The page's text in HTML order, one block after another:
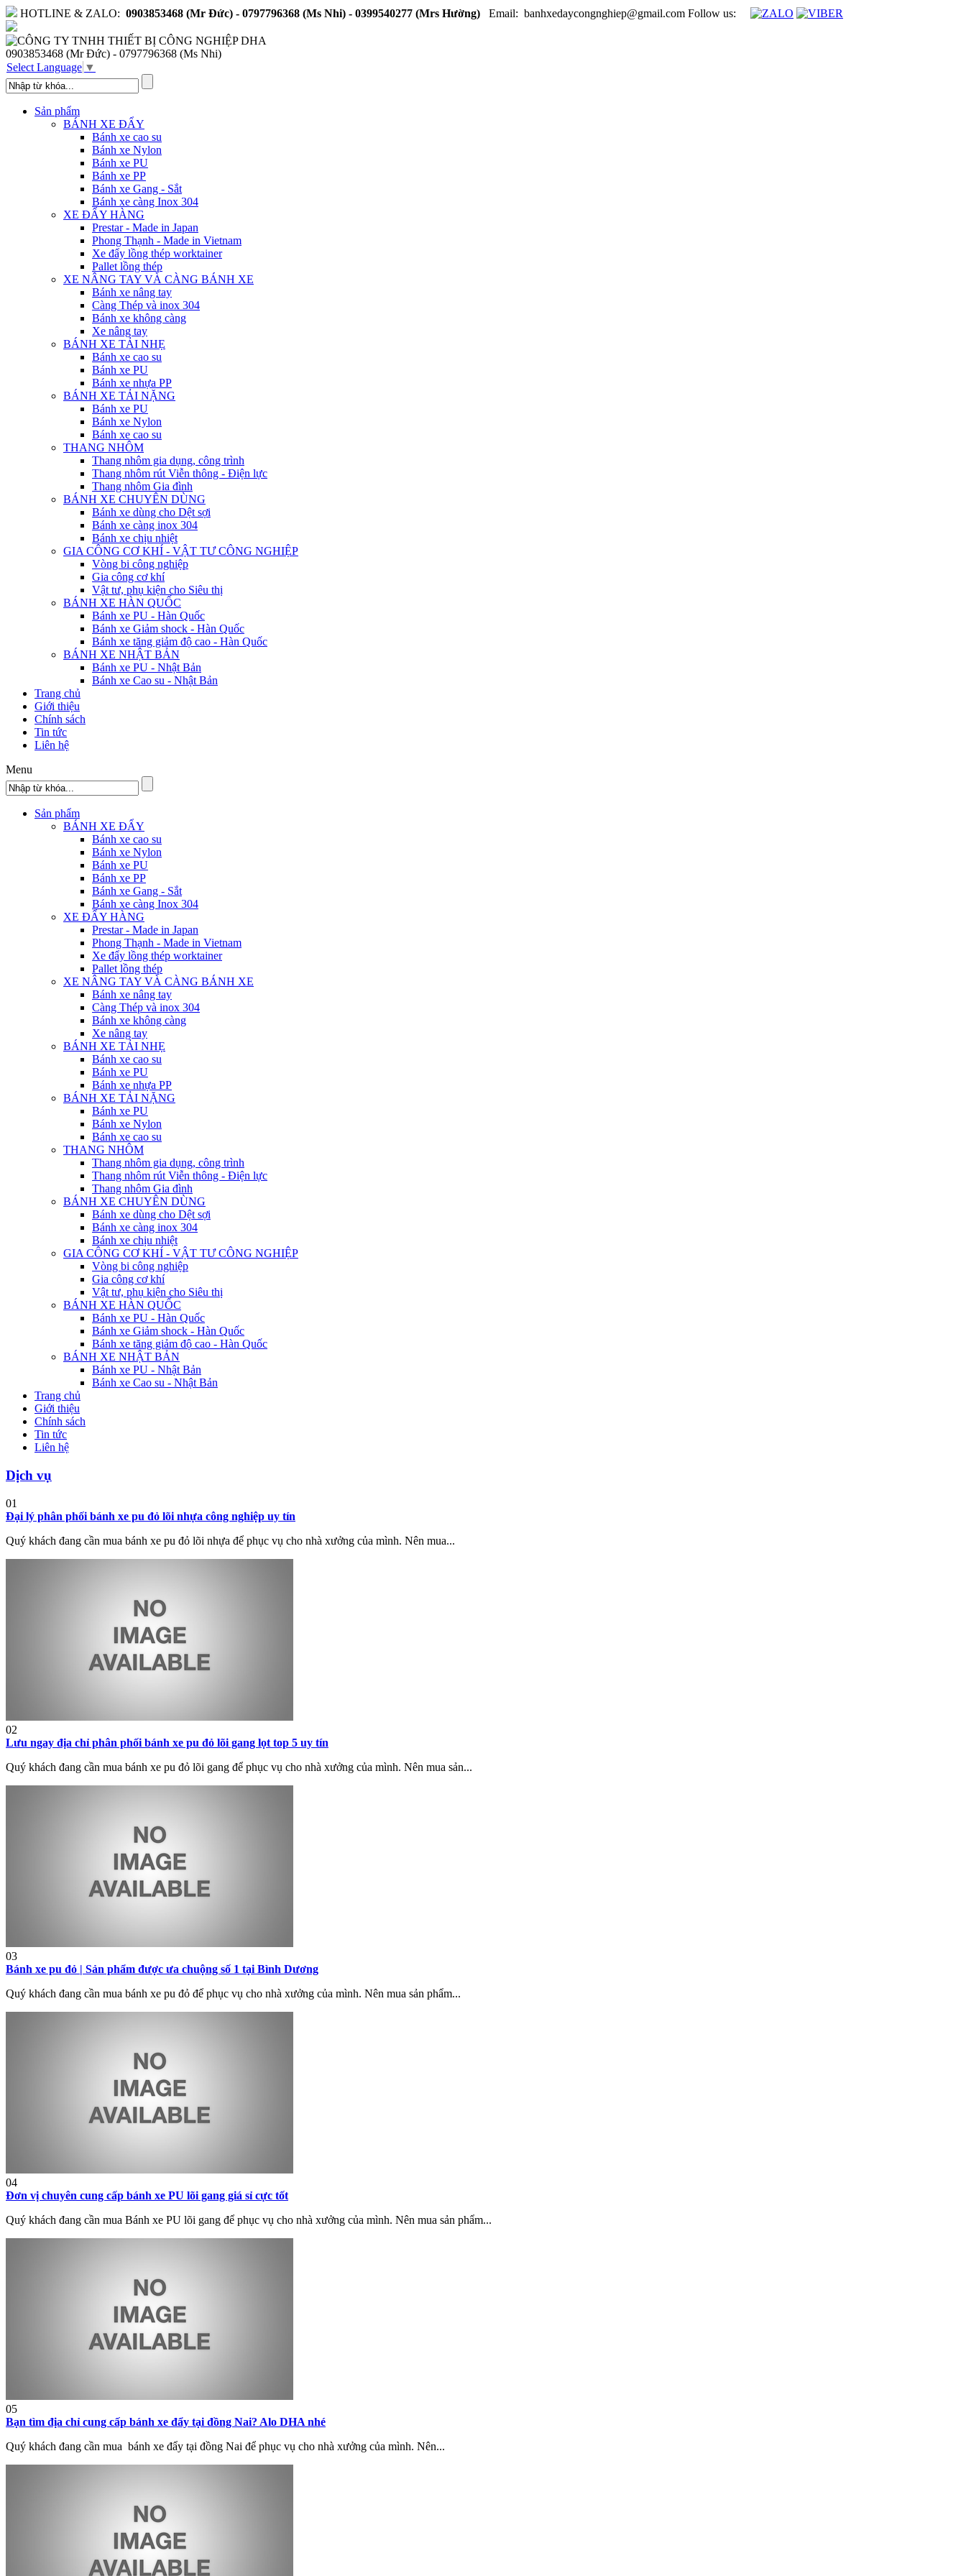
HOTLINE & ZALO: 0903853468 (Mr Đức) - 0797796368 (Ms Nhi) - 0399540277 (Mrs Hường) Email: banhxedaycongnghiep@gmail.com Follow us:
0903853468 (Mr Đức) - 0797796368 (Ms Nhi)
Select Language ▼
Sản phẩm
BÁNH XE ĐẨY
Bánh xe cao su
Bánh xe Nylon
Bánh xe PU
Bánh xe PP
Bánh xe Gang - Sắt
Bánh xe càng Inox 304
XE ĐẨY HÀNG
Prestar - Made in Japan
Phong Thạnh - Made in Vietnam
Xe đẩy lồng thép worktainer
Pallet lồng thép
XE NÂNG TAY VÀ CÀNG BÁNH XE
Bánh xe nâng tay
Càng Thép và inox 304
Bánh xe không càng
Xe nâng tay
BÁNH XE TẢI NHẸ
Bánh xe cao su
Bánh xe PU
Bánh xe nhựa PP
BÁNH XE TẢI NẶNG
Bánh xe PU
Bánh xe Nylon
Bánh xe cao su
THANG NHÔM
Thang nhôm gia dụng, công trình
Thang nhôm rút Viễn thông - Điện lực
Thang nhôm Gia đình
BÁNH XE CHUYÊN DÙNG
Bánh xe dùng cho Dệt sợi
Bánh xe càng inox 304
Bánh xe chịu nhiệt
GIA CÔNG CƠ KHÍ - VẬT TƯ CÔNG NGHIỆP
Vòng bi công nghiệp
Gia công cơ khí
Vật tư, phụ kiện cho Siêu thị
BÁNH XE HÀN QUỐC
Bánh xe PU - Hàn Quốc
Bánh xe Giảm shock - Hàn Quốc
Bánh xe tăng giảm độ cao - Hàn Quốc
BÁNH XE NHẬT BẢN
Bánh xe PU - Nhật Bản
Bánh xe Cao su - Nhật Bản
Trang chủ
Giới thiệu
Chính sách
Tin tức
Liên hệ
Menu
Sản phẩm
BÁNH XE ĐẨY
Bánh xe cao su
Bánh xe Nylon
Bánh xe PU
Bánh xe PP
Bánh xe Gang - Sắt
Bánh xe càng Inox 304
XE ĐẨY HÀNG
Prestar - Made in Japan
Phong Thạnh - Made in Vietnam
Xe đẩy lồng thép worktainer
Pallet lồng thép
XE NÂNG TAY VÀ CÀNG BÁNH XE
Bánh xe nâng tay
Càng Thép và inox 304
Bánh xe không càng
Xe nâng tay
BÁNH XE TẢI NHẸ
Bánh xe cao su
Bánh xe PU
Bánh xe nhựa PP
BÁNH XE TẢI NẶNG
Bánh xe PU
Bánh xe Nylon
Bánh xe cao su
THANG NHÔM
Thang nhôm gia dụng, công trình
Thang nhôm rút Viễn thông - Điện lực
Thang nhôm Gia đình
BÁNH XE CHUYÊN DÙNG
Bánh xe dùng cho Dệt sợi
Bánh xe càng inox 304
Bánh xe chịu nhiệt
GIA CÔNG CƠ KHÍ - VẬT TƯ CÔNG NGHIỆP
Vòng bi công nghiệp
Gia công cơ khí
Vật tư, phụ kiện cho Siêu thị
BÁNH XE HÀN QUỐC
Bánh xe PU - Hàn Quốc
Bánh xe Giảm shock - Hàn Quốc
Bánh xe tăng giảm độ cao - Hàn Quốc
BÁNH XE NHẬT BẢN
Bánh xe PU - Nhật Bản
Bánh xe Cao su - Nhật Bản
Trang chủ
Giới thiệu
Chính sách
Tin tức
Liên hệ
Dịch vụ
01
Đại lý phân phối bánh xe pu đỏ lõi nhựa công nghiệp uy tín
Quý khách đang cần mua bánh xe pu đỏ lõi nhựa để phục vụ cho nhà xưởng của mình. Nên mua...
02
Lưu ngay địa chỉ phân phối bánh xe pu đỏ lõi gang lọt top 5 uy tín
Quý khách đang cần mua bánh xe pu đỏ lõi gang để phục vụ cho nhà xưởng của mình. Nên mua sản...
03
Bánh xe pu đỏ | Sản phẩm được ưa chuộng số 1 tại Bình Dương
Quý khách đang cần mua bánh xe pu đỏ để phục vụ cho nhà xưởng của mình. Nên mua sản phẩm...
04
Đơn vị chuyên cung cấp bánh xe PU lõi gang giá sỉ cực tốt
Quý khách đang cần mua Bánh xe PU lõi gang để phục vụ cho nhà xưởng của mình. Nên mua sản phẩm...
05
Bạn tìm địa chỉ cung cấp bánh xe đẩy tại đồng Nai? Alo DHA nhé
Quý khách đang cần mua bánh xe đẩy tại đồng Nai để phục vụ cho nhà xưởng của mình. Nên...